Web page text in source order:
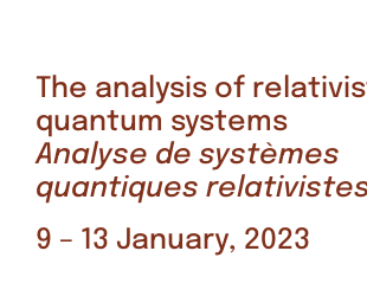
The analysis of
quantum systems
Analyse de systèmes
quantiques
9 – 13 January, 2023